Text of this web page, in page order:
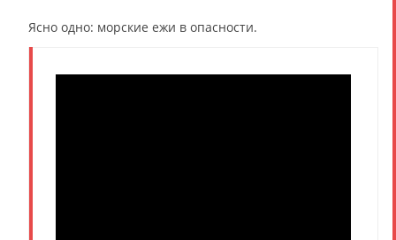
Ясно одно: морские ежи в опасности.